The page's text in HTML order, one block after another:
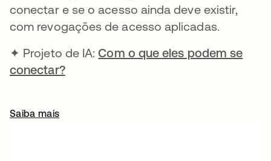
conectar e se o acesso ainda deve existir,
com revogações de acesso aplicadas.
✦ Projeto de IA:Com o que eles podem se
conectar?
Saiba mais